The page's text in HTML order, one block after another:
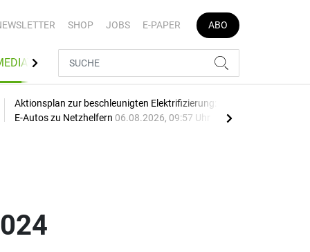
SHOP JOBS E-PAPER ABO
Aktionsplan zur beschleunigten Elektrifizierung: EU macht
E-Autos zu Netzhelfern 06.08.2026, 09:57 Uhr